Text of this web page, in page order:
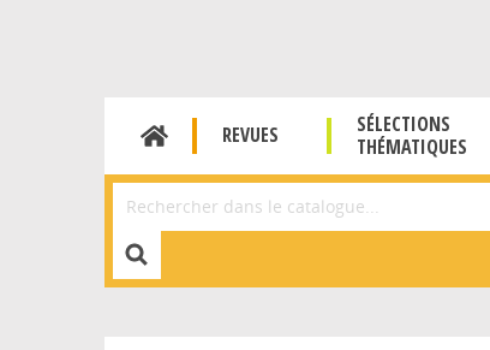
REVUES
SÉLECTIONS
THÉMATIQUES
Affiner la Recherche